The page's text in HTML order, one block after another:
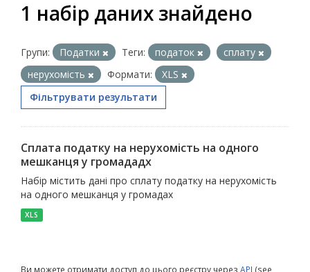
1 набір даних знайдено
Групи: Податки Теги: податок
сплату
нерухомість
Формати:
XLS
Фільтрувати результати
Сплата податку на нерухомість на одного
мешканця у громададх
Набір містить дані про сплату податку на нерухомість
на одного мешканця у громадах
XLS
Ви можете отримати доступ до цього реєстру через API (see